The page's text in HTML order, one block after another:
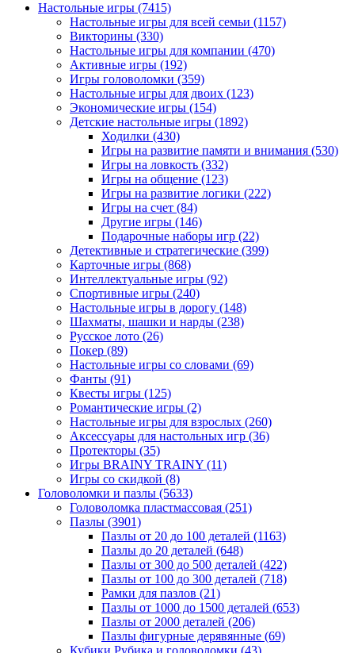
Настольные игры (7415)
Настольные игры для всей семьи (1157)
Викторины (330)
Настольные игры для компании (470)
Активные игры (192)
Игры головоломки (359)
Настольные игры для двоих (123)
Экономические игры (154)
Детские настольные игры (1892)
Ходилки (430)
Игры на развитие памяти и внимания (530)
Игры на ловкость (332)
Игры на общение (123)
Игры на развитие логики (222)
Игры на счет (84)
Другие игры (146)
Подарочные наборы игр (22)
Детективные и стратегические (399)
Карточные игры (868)
Интеллектуальные игры (92)
Спортивные игры (240)
Настольные игры в дорогу (148)
Шахматы, шашки и нарды (238)
Русское лото (26)
Покер (89)
Настольные игры со словами (69)
Фанты (91)
Квесты игры (125)
Романтические игры (2)
Настольные игры для взрослых (260)
Аксессуары для настольных игр (36)
Протекторы (35)
Игры BRAINY TRAINY (11)
Игры со скидкой (8)
Головоломки и пазлы (5633)
Головоломка пластмассовая (251)
Пазлы (3901)
Пазлы от 20 до 100 деталей (1163)
Пазлы до 20 деталей (648)
Пазлы от 300 до 500 деталей (422)
Пазлы от 100 до 300 деталей (718)
Рамки для пазлов (21)
Пазлы от 1000 до 1500 деталей (653)
Пазлы от 2000 деталей (206)
Пазлы фигурные дерявянные (69)